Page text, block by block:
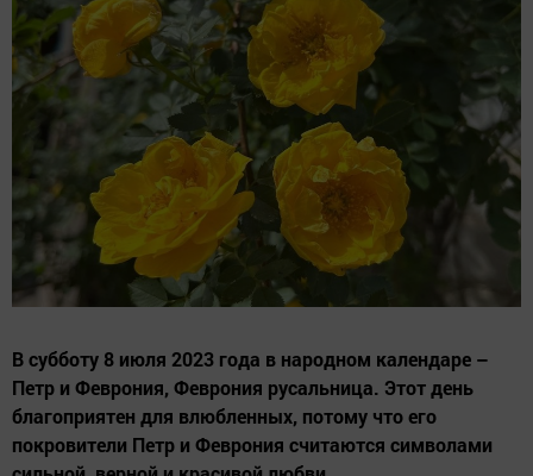
В субботу 8 июля 2023 года в народном календаре –
Петр и Феврония, Феврония русальница. Этот день
благоприятен для влюбленных, потому что его
покровители Петр и Феврония считаются символами